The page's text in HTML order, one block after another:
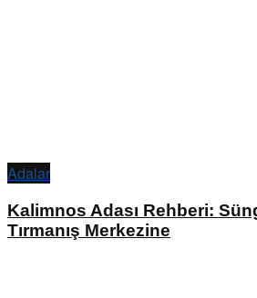
Adalar
Kalimnos Adası Rehberi:
Tırmanış Merkezine